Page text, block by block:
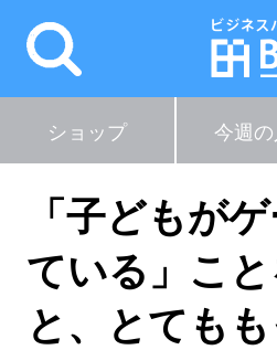
ショップ 今週
「子どもが
ている」こ
と、とても